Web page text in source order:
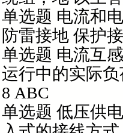
单选题 电流和
防雷接地 保护
单选题 电流互
运行中的实际负
8 ABC
单选题 低压供